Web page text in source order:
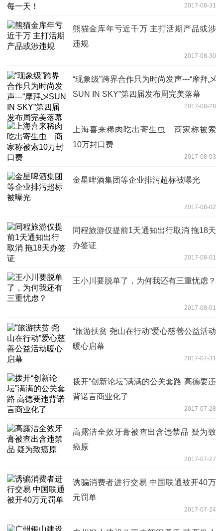
2017-08-31
熊猫金库年亏近千万 主打活期产品或涉
违规
2017-08-30
“现象级”跨界合作只为时尚发声---“摩拜乄
SUN IN SKY”第四届发布周完美落幕
2017-08-28
上海喜来稀肉吃出寄生虫 商家称被索
10万封口费
2017-08-03
金星啤酒集团等企业排污超标被曝光
2017-08-02
同程旅游仅提前1天通知出行取消 拖18天
办签证
2017-08-01
王小川要脱单了，为何我还有三重忧虑？
2017-08-01
“旅游扶贫 尧山在行动”爱心慈善公益活动
暖心启幕
2017-07-31
拨开“创新论坛”满满的公关套路 高德要违
背诺言商业化了
2017-07-28
高露洁全效牙膏被查出含违禁品 疑为致
癌原
2017-07-27
诱骗消费者进行交易 中国联通被开40万
元罚单
2017-07-24